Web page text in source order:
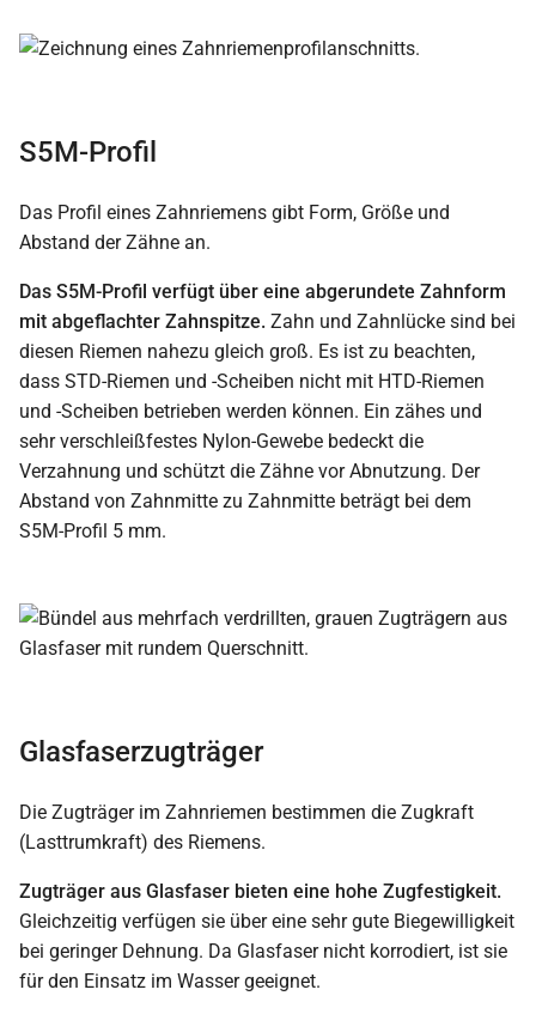
S5M-Profil
Das Profil eines Zahnriemens gibt Form, Größe und
Abstand der Zähne an.
Das S5M-Profil verfügt über eine abgerundete Zahnform
mit abgeflachter Zahnspitze. Zahn und Zahnlücke sind bei
diesen Riemen nahezu gleich groß. Es ist zu beachten,
dass STD-Riemen und -Scheiben nicht mit HTD-Riemen
und -Scheiben betrieben werden können. Ein zähes und
sehr verschleißfestes Nylon-Gewebe bedeckt die
Verzahnung und schützt die Zähne vor Abnutzung. Der
Abstand von Zahnmitte zu Zahnmitte beträgt bei dem
S5M-Profil 5 mm.
Glasfaserzugträger
Die Zugträger im Zahnriemen bestimmen die Zugkraft
(Lasttrumkraft) des Riemens.
Zugträger aus Glasfaser bieten eine hohe Zugfestigkeit.
Gleichzeitig verfügen sie über eine sehr gute Biegewilligkeit
bei geringer Dehnung. Da Glasfaser nicht korrodiert, ist sie
für den Einsatz im Wasser geeignet.